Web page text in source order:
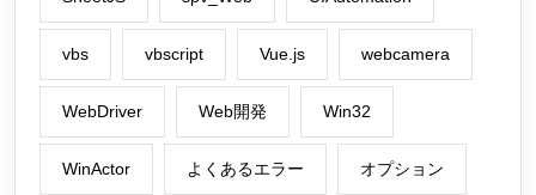
vbs vbscript Vue.js webcamera
WebDriver Web開発 Win32
WinActor よくあるエラー オプション